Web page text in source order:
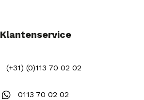
Klantenservice
(+31) (0)113 70 02 02
0113 70 02 02